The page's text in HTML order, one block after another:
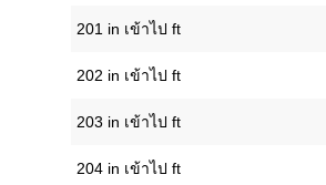
201 in เข้าไป ft
202 in เข้าไป ft
203 in เข้าไป ft
204 in เข้าไป ft